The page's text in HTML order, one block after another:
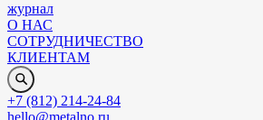
журнал
О НАС
СОТРУДНИЧЕСТВО
КЛИЕНТАМ
+7 (812) 214-24-84